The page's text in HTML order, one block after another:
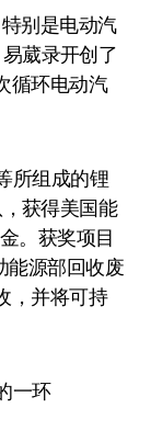
别是电动汽
葳录开创了
循环电动汽
所组成的锂
获得美国能
。获奖项目
能源部回收废
，并将可持
一环